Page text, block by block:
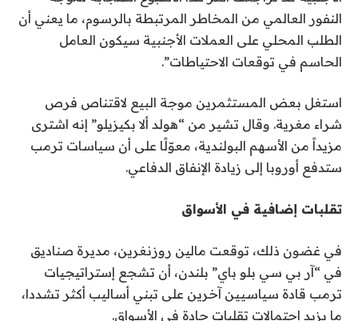
النفور العالمي من المخاطر المرتبطة بالرسوم، ما يعني أن
الطلب المحلي على العملات الأجنبية سيكون العامل
الحاسم في توقعات الاحتياطات”.
استغل بعض المستثمرين موجة البيع لاقتناص فرص
شراء مغرية. وقال تشير من “هولد ألا بكيزيلو” إنه اشترى
مزيداً من الأسهم البولندية، معوّلًا على أن سياسات ترمب
ستدفع أوروبا إلى زيادة الإنفاق الدفاعي.
تقلبات إضافية في الأسواق
في غضون ذلك، توقعت مالين روزنغرين، مديرة صناديق
في “آر بي سي بلو باي” بلندن، أن تشجع إستراتيجيات
ترمب قادة سياسيين آخرين على تبني أساليب أكثر تشددا،
ما يزيد احتمالات تقلبات حادة في الأسواق.